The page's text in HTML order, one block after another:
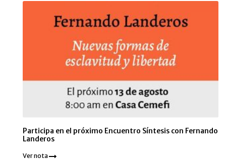
Participa en el próximo Encuentro Síntesis con Fernando
Landeros
Ver nota